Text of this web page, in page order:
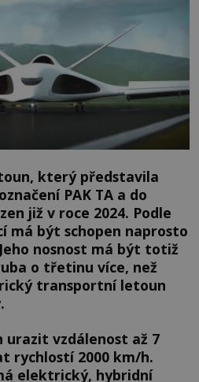
který představila
PAK TA a do
již v roce 2024. Podle
má být schopen naprosto
nosnost má být totiž
o třetinu více, než
transportní letoun
urazit vzdálenost až 7
rychlostí 2000 km/h.
elektrický, hybridní